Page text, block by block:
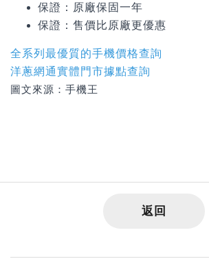
保證：原廠保固一年
保證： 售價比原廠更優惠
全系列最優質的手機價格查詢
洋蔥網通實體門市據點查詢
圖文來源：手機王
返回